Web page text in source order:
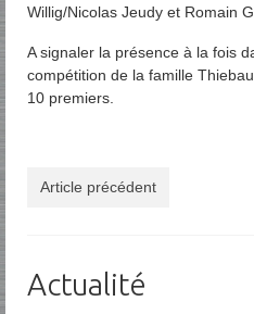
Willig/Nicolas Jeudy et Romain
A signaler la présence à la fois
compétition de la famille
10 premiers.
Article précédent
Actualité